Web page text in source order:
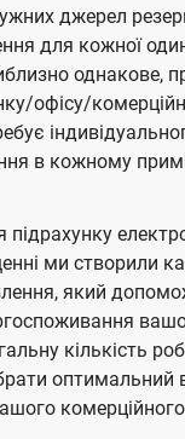
джерел
для кожної
однакове,
офісу/
в кожному
ми створили
який
кількість
оптимальний